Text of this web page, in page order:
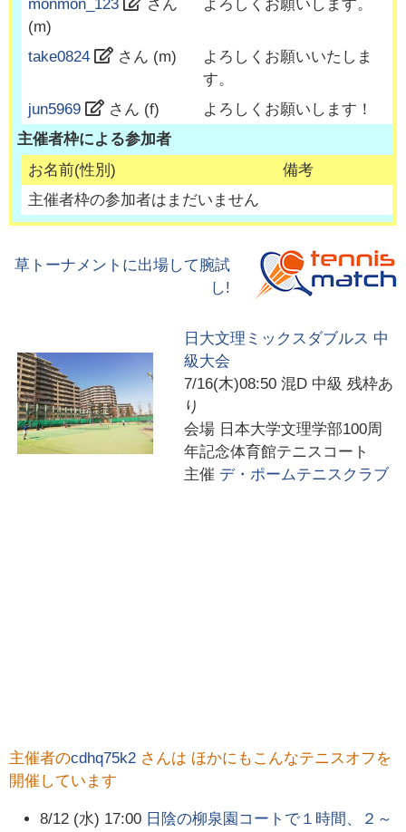
monmon_123
さん
(m)
よろしくお願いします。
take0824 さん (m)
よろしくお願いいたしま
す。
jun5969
さん (f)
よろしくお願いします！
主催者枠による参加者
お名前(性別)
備考
主催者枠の参加者はまだいません
草トーナメントに出場して腕試
し!
日大文理ミックスダブルス 中
級大会
7/16(木)08:50 混D 中級 残枠あ
り
会場 日本大学文理学部100周
年記念体育館テニスコート
主催 デ・ポームテニスクラブ
主催者のcdhq75k2 さんは ほかにもこんなテニスオフを
開催しています
8/12 (水) 17:00 日陰の柳泉園コートで１時間、２～